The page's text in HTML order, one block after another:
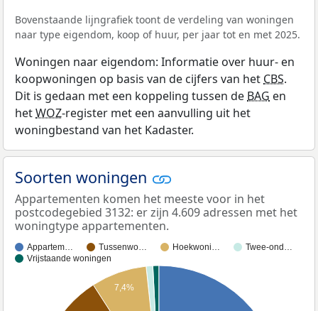
Bovenstaande lijngrafiek toont de verdeling van woningen
naar type eigendom, koop of huur, per jaar tot en met 2025.
Woningen naar eigendom: Informatie over huur- en
koopwoningen op basis van de cijfers van het CBS.
Dit is gedaan met een koppeling tussen de BAG en
hetWOZ-register met een aanvulling uit het
woningbestand van het Kadaster.
Soorten woningen
Appartementen komen het meeste voor in het
postcodegebied 3132: er zijn 4.609 adressen met het
woningtype appartementen.
Appartem… Tussenwo… Hoekwoni…
Twee-ond…
Vrijstaande woningen
7,4%